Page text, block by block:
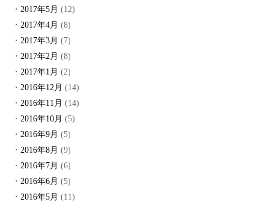
2017年5月 (12)
2017年4月 (8)
2017年3月 (7)
2017年2月 (8)
2017年1月 (2)
2016年12月 (14)
2016年11月 (14)
2016年10月 (5)
2016年9月 (5)
2016年8月 (9)
2016年7月 (6)
2016年6月 (5)
2016年5月 (11)